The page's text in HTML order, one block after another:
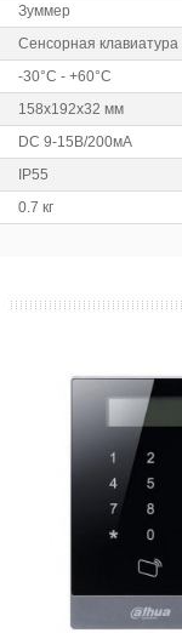
Зуммер
Сенсорная клавиатура
-30°С - +60°С
158х192х32 мм
DC 9-15В/200мА
IP55
0.7 кг